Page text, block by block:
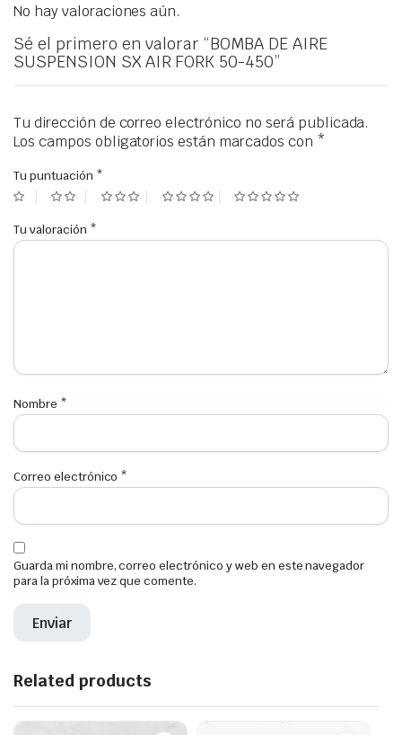
No hay valoraciones aún.
Sé el primero en valorar “BOMBA DE AIRE
SUSPENSION SX AIR FORK 50-450”
Tu dirección de correo electrónico no será publicada.
Los campos obligatorios están marcados con *
Tu puntuación *
Tu valoración *
Nombre *
Correo electrónico *
Guarda mi nombre, correo electrónico y web en este navegador
para la próxima vez que comente.
Related products